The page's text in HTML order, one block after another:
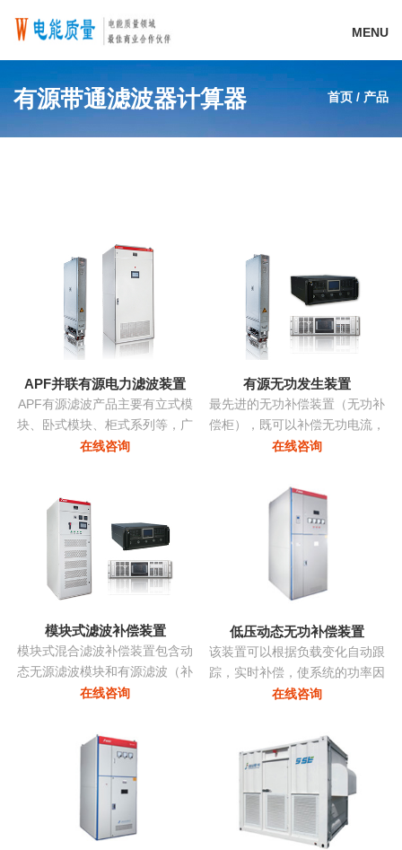
MENU
首页 / 产品
有源带通滤波器计算器
APF并联有源电力滤波装置
APF有源滤波产品主要有立式模
块、卧式模块、柜式系列等，广
泛应用多种负载产生的谐波。
在线咨询
有源无功发生装置
最先进的无功补偿装置（无功补
偿柜），既可以补偿无功电流，
亦可补偿谐波电流，改善三相不
制系统振荡...
在线咨询
模块式滤波补偿装置
模块式混合滤波补偿装置包含动
态无源滤波模块和有源滤波（补
偿）模块两部分，共同承担无功
分和无源部分均由同一控制器控
制。无源部分包括多组单调谐支
路，主要动态调节无功并抑制特
征次谐波电流。有源滤波模块动
偿...
在线咨询
低压动态无功补偿装置
该装置可以根据负载变化自动跟
踪，实时补偿，使系统的功率因
数始终保持在最佳点，同时采用
合，组装维护极为方便且可以进
行随意的扩展，性价比非常高...
在线咨询